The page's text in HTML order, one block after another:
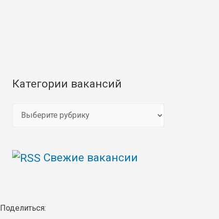
Категории вакансий
е
р
Свежие вакансии
Поделиться: